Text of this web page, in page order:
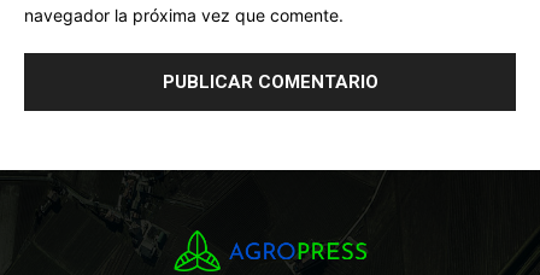
navegador la próxima vez que comente.